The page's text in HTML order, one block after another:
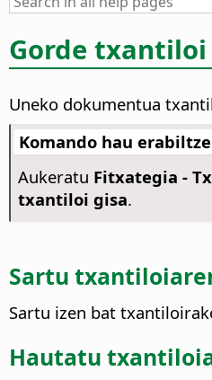
Gorde txantiloi
Uneko dokumentua
Komando hau
Aukeratu Fitxategia -
txantiloi gisa.
Sartu
Sartu izen bat
Hautatu